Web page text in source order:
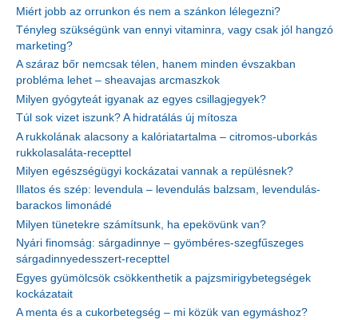
Miért jobb az orrunkon és nem a szánkon lélegezni?
Tényleg szükségünk van ennyi vitaminra, vagy csak jól hangzó
marketing?
A száraz bőr nemcsak télen, hanem minden évszakban
probléma lehet – sheavajas arcmaszkok
Milyen gyógyteát igyanak az egyes csillagjegyek?
Túl sok vizet iszunk? A hidratálás új mítosza
A rukkolának alacsony a kalóriatartalma – citromos-uborkás
rukkolasaláta-recepttel
Milyen egészségügyi kockázatai vannak a repülésnek?
Illatos és szép: levendula – levendulás balzsam, levendulás-
barackos limonádé
Milyen tünetekre számítsunk, ha epekövünk van?
Nyári finomság: sárgadinnye – gyömbéres-szegfűszeges
sárgadinnyedesszert-recepttel
Egyes gyümölcsök csökkenthetik a pajzsmirigybetegségek
kockázatait
A menta és a cukorbetegség – mi közük van egymáshoz?